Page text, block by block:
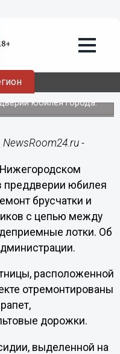
юбилея города.
-
преддверии юбилея
брусчатки и
с цепью между
лотки. Об
расположенной
отремонтированы
дорожки.
выделенной на